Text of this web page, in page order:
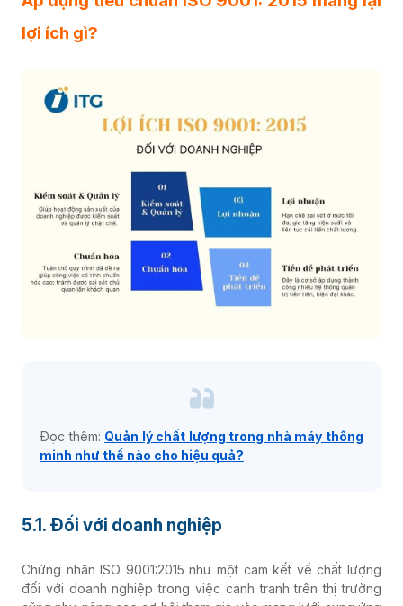
lợi ích gì?
Đọc thêm: Quản lý chất lượng trong nhà máy thông
minh như thế nào cho hiệu quả?
5.1. Đối với doanh nghiệp
Chứng nhận ISO 9001:2015 như một cam kết về chất lượng
đối với doanh nghiệp trong việc cạnh tranh trên thị trường